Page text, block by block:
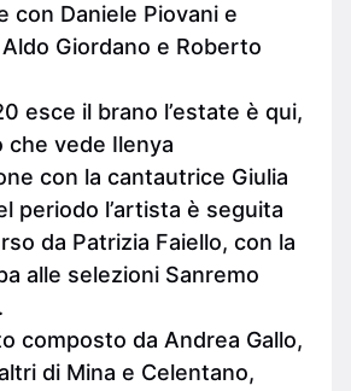
con Daniele Piovani e
Giordano e Roberto
esce il brano l’estate è qui,
che vede Ilenya
con la cantautrice Giulia
periodo l’artista è seguita
da Patrizia Faiello, con la
alle selezioni Sanremo
composto da Andrea Gallo,
di Mina e Celentano,